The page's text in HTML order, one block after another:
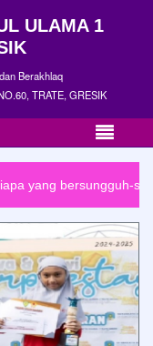
ULAMA 1
Berakhlaq
TRATE, GRESIK
yang bersungguh-